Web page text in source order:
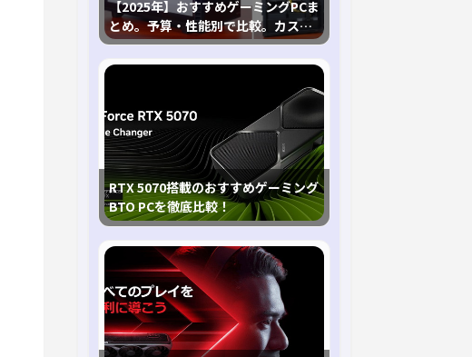
【2025年】おすすめゲーミングPCま
とめ。予算・性能別で比較。カスタ
マイズ指南も
RTX 5070搭載のおすすめゲーミング
BTO PCを徹底比較！